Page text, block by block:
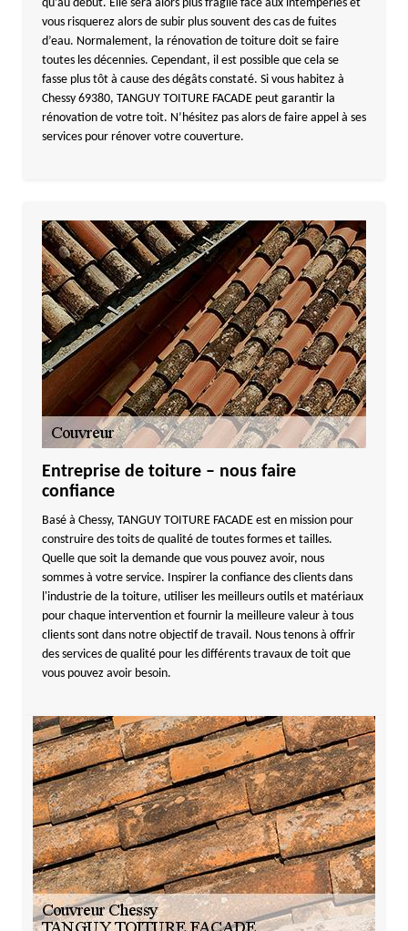
qu’au début. Elle sera alors plus fragile face aux intempéries et
vous risquerez alors de subir plus souvent des cas de fuites
d’eau. Normalement, la rénovation de toiture doit se faire
toutes les décennies. Cependant, il est possible que cela se
fasse plus tôt à cause des dégâts constaté. Si vous habitez à
Chessy 69380, TANGUY TOITURE FACADE peut garantir la
rénovation de votre toit. N’hésitez pas alors de faire appel à ses
services pour rénover votre couverture.
Entreprise de toiture – nous faire
confiance
Basé à Chessy, TANGUY TOITURE FACADE est en mission pour
construire des toits de qualité de toutes formes et tailles.
Quelle que soit la demande que vous pouvez avoir, nous
sommes à votre service. Inspirer la confiance des clients dans
l'industrie de la toiture, utiliser les meilleurs outils et matériaux
pour chaque intervention et fournir la meilleure valeur à tous
clients sont dans notre objectif de travail. Nous tenons à offrir
des services de qualité pour les différents travaux de toit que
vous pouvez avoir besoin.